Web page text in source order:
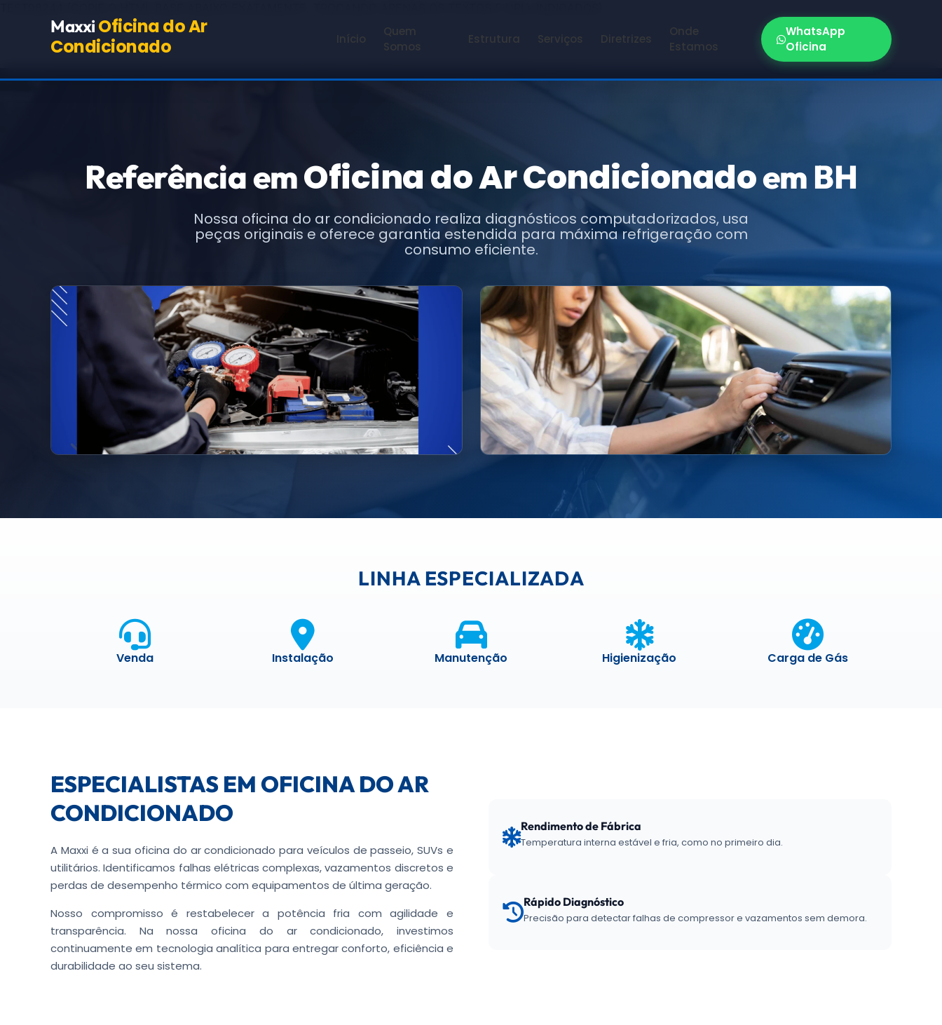
Maxxi Oficina do Ar
Condicionado
Início
Quem
Somos
Estrutura Serviços Diretrizes
Onde
Estamos
WhatsApp
Oficina
Referência emOficina do Ar Condicionadoem BH
Nossa oficina do ar condicionado realiza diagnósticos computadorizados, usa
peças originais e oferece garantia estendida para máxima refrigeração com
consumo eficiente.
LINHA ESPECIALIZADA
Venda Instalação Manutenção Higienização Carga de Gás
ESPECIALISTAS EM OFICINA DO AR
CONDICIONADO
A Maxxi é a sua oficina do ar condicionado para veículos de passeio, SUVs e
utilitários. Identificamos falhas elétricas complexas, vazamentos discretos e
perdas de desempenho térmico com equipamentos de última geração.
Nosso compromisso é restabelecer a potência fria com agilidade e
transparência. Na nossa oficina do ar condicionado, investimos
continuamente em tecnologia analítica para entregar conforto, eficiência e
durabilidade ao seu sistema.
Rendimento de Fábrica
Temperatura interna estável e fria, como no primeiro dia.
Rápido Diagnóstico
Precisão para detectar falhas de compressor e vazamentos sem demora.